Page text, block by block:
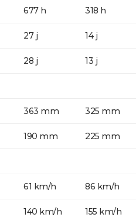
677 h 318 h
27 j 14 j
28 j 13 j
363 mm 325 mm
190 mm 225 mm
61 km/h 86 km/h
140 km/h 155 km/h